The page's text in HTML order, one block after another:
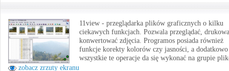
zobacz zrzuty ekranu
11view - przeglądarka plików graficznych o kilku
ciekawych funkcjach. Pozwala przeglądać,
konwertować zdjęcia. Programos posiada również
funkcje korekty kolorów czy jasności, a dodatkowo
wszystkie te operacje da się wykonać na grupie